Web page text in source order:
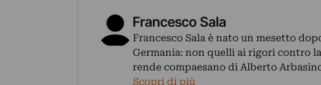
Francesco Sala
Francesco Sala è nato un mesetto
Germania: non quelli ai rigori contro
rende compaesano di Alberto
Scopri di più